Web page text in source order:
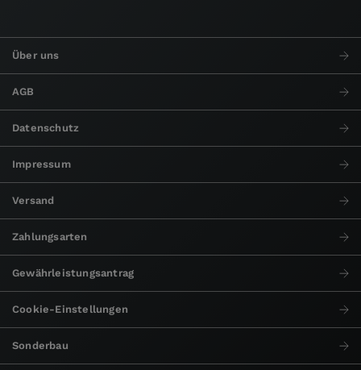
Über uns
AGB
Datenschutz
Impressum
Versand
Zahlungsarten
Gewährleistungsantrag
Cookie-Einstellungen
Sonderbau